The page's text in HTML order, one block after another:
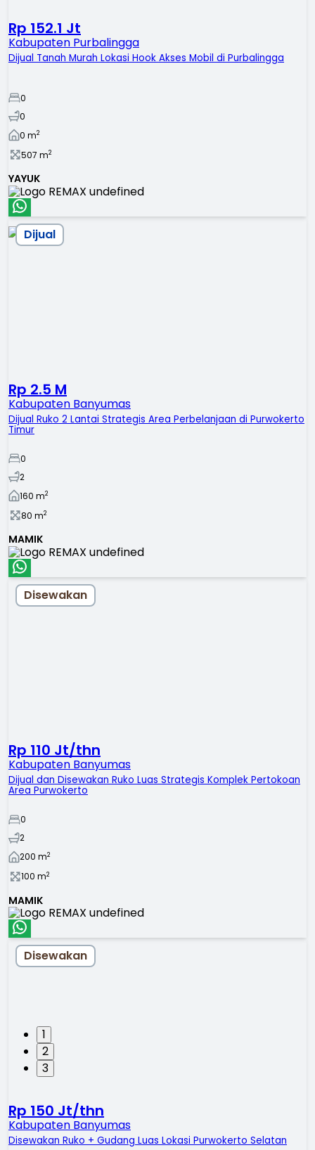
Rp 152.1 Jt
Kabupaten Purbalingga
Dijual Tanah Murah Lokasi Hook Akses Mobil di Purbalingga
0
0
0 m2
507 m2
YAYUK
Dijual
Rp 2.5 M
Kabupaten Banyumas
Dijual Ruko 2 Lantai Strategis Area Perbelanjaan di Purwokerto
Timur
0
2
160 m2
80 m2
MAMIK
Disewakan
Rp 110 Jt/thn
Kabupaten Banyumas
Dijual dan Disewakan Ruko Luas Strategis Komplek Pertokoan
Area Purwokerto
0
2
200 m2
100 m2
MAMIK
1
2
3
Disewakan
Rp 150 Jt/thn
Kabupaten Banyumas
Disewakan Ruko + Gudang Luas Lokasi Purwokerto Selatan